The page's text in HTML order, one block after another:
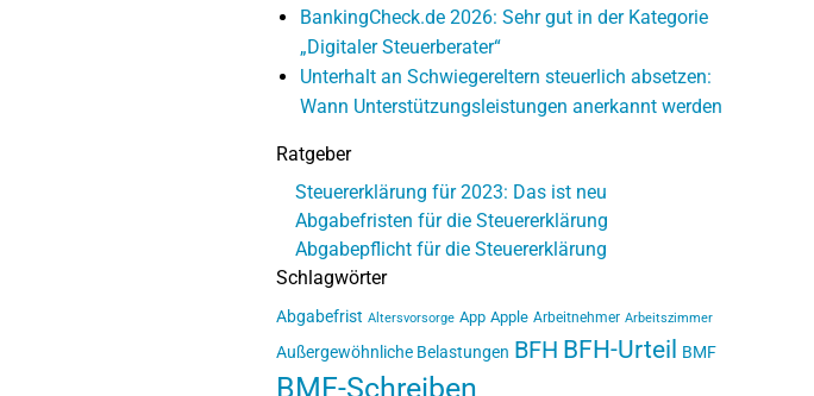
BankingCheck.de 2026: Sehr gut in der Kategorie
„Digitaler Steuerberater“
Unterhalt an Schwiegereltern steuerlich absetzen:
Wann Unterstützungsleistungen anerkannt werden
Ratgeber
Steuererklärung für 2023: Das ist neu
Abgabefristen für die Steuererklärung
Abgabepflicht für die Steuererklärung
Schlagwörter
Abgabefrist Altersvorsorge App Apple Arbeitnehmer Arbeitszimmer
Außergewöhnliche Belastungen BFH BFH-Urteil BMF
BMF-Schreiben